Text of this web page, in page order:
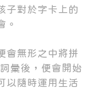
子對於字卡上的
。
會無形之中將拼
彙後，便會開始
以隨時運用生活